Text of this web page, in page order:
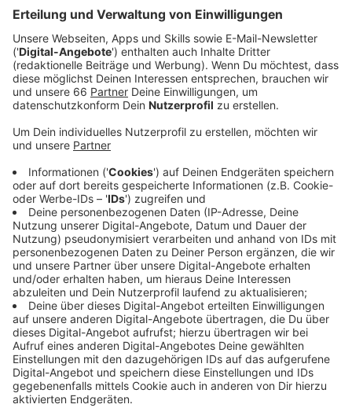
Anzeige
Rückgang der Pflegekräfte in NRW
Anzeige
Seit 25 Jahren gibt es die Pflegestatistik. Seitdem ist
die Zahl der Beschäftigten im Pflegebereich immer
gestiegen. Jetzt wird zum ersten Mal ein leichter
Rückgang um 0,6 Prozent vermeldet. Gleichzeitig gibt
es mehr Pflegebedürftige. Ambulante Pflegedienste
betreuten 2,1 Prozent mehr Menschen als vor zwei
Jahren; die Zahl der Pflegeheim-Bewohner stieg um
1,3 Prozent.
Anzeige
Positive Entwicklung in Düsseldorf
Anzeige